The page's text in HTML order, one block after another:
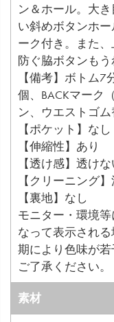
ン＆ホール。大
い斜めボタンホ
ーク付き。また
防ぐ脇ボタンも
【備考】ボトム7
個、BACKマーク
ン、ウエストゴ
【ポケット】なし
【伸縮性】あり
【透け感】透けな
【クリーニング
【裏地】なし
モニター・環境
なって表示され
期により色味が
ご了承ください。
素材